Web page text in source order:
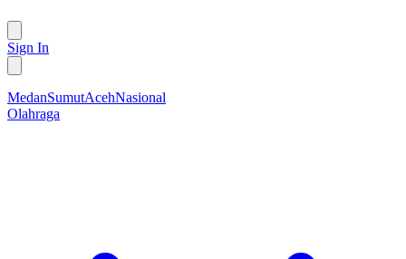
Sign In
MedanSumutAcehNasional
Olahraga